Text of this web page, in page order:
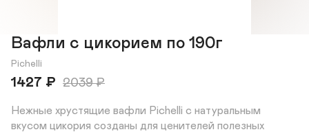
Вафли с цикорием по 190г
Pichelli
1427 ₽ 2039₽
Нежные хрустящие вафли Pichelli с натуральным
вкусом цикория созданы для ценителей полезных